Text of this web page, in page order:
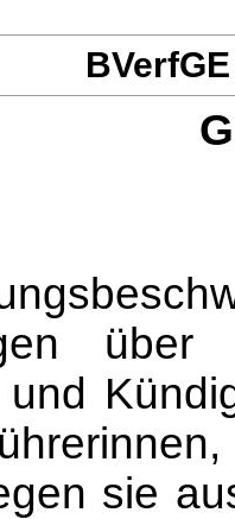
über
und
sie